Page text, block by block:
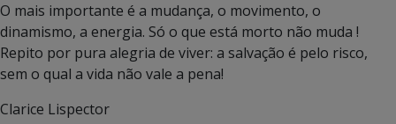
O mais importante é a mudança, o movimento, o
dinamismo, a energia. Só o que está morto não muda !
Repito por pura alegria de viver: a salvação é pelo risco,
sem o qual a vida não vale a pena!
Clarice Lispector